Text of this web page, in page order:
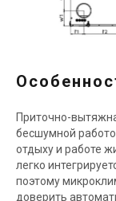
Приточно-
бесшумной
отдыху и работе
легко
поэтому
доверить